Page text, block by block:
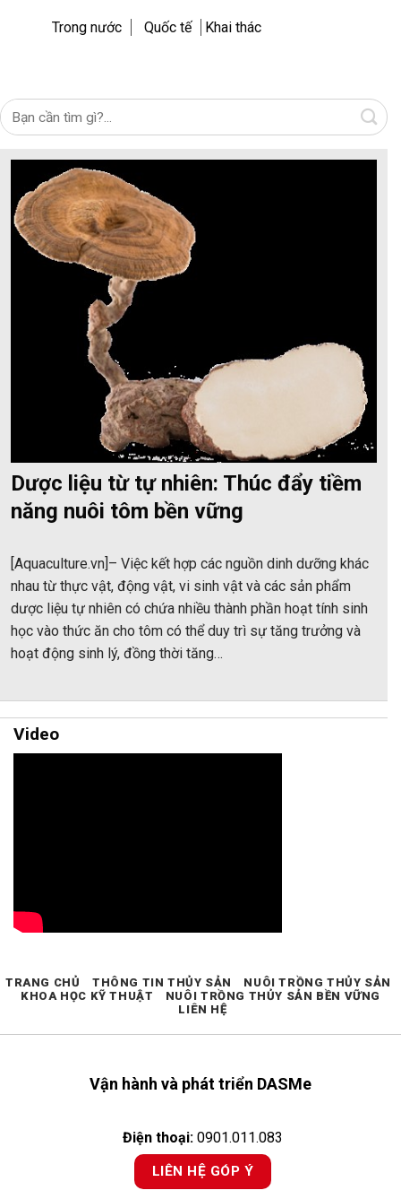
Trong nước Quốc tế Khai thác
Dược liệu từ tự nhiên: Thúc đẩy tiềm
năng nuôi tôm bền vững
[Aquaculture.vn]– Việc kết hợp các nguồn dinh dưỡng khác
nhau từ thực vật, động vật, vi sinh vật và các sản phẩm
dược liệu tự nhiên có chứa nhiều thành phần hoạt tính sinh
học vào thức ăn cho tôm có thể duy trì sự tăng trưởng và
hoạt động sinh lý, đồng thời tăng…
Video
Vận hành và phát triển DASMe
Điện thoại: 0901.011.083
LIÊN HỆ GÓP Ý
TRANG CHỦ THÔNG TIN THỦY SẢN
NUÔI TRỒNG THỦY SẢN
KHOA HỌC KỸ THUẬT
NUÔI TRỒNG THỦY SẢN BỀN VỮNG
LIÊN HỆ